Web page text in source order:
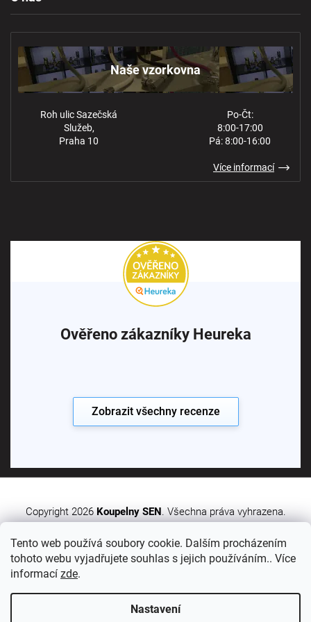
Tento web používá soubory cookie. Dalším procházením
tohoto webu vyjadřujete souhlas s jejich používáním.. Více
informací zde.
Nastavení
Ochrana osobních údajů
Naše vzorkovna
Roh ulic Sazečská
Služeb,
Praha 10
Po-Čt:
8:00-17:00
Pá: 8:00-16:00
Více informací
Ověřeno zákazníky Heureka
Zobrazit všechny recenze
Vytvořil Shoptet Premium
Copyright 2026 Koupelny SEN. Všechna práva vyhrazena.